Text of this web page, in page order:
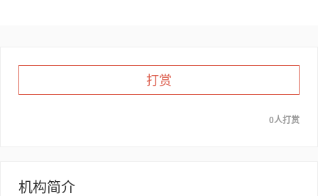
打赏
0人打赏
机构简介